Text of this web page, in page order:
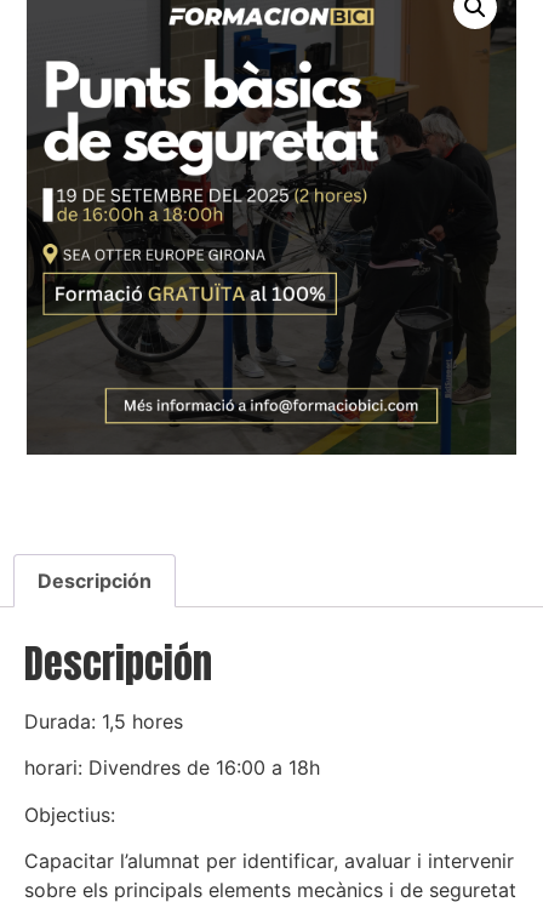
Descripción
Descripción
Durada: 1,5 hores
horari: Divendres de 16:00 a 18h
Objectius:
Capacitar l’alumnat per identificar, avaluar i intervenir
sobre els principals elements mecànics i de seguretat